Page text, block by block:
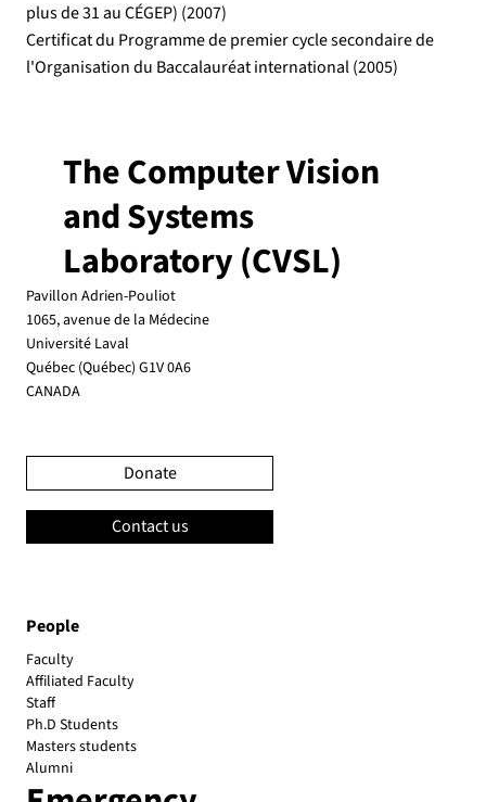
plus de 31 au CÉGEP) (2007)
Certificat du Programme de premier cycle secondaire de
l'Organisation du Baccalauréat international (2005)
People
Faculty
Affiliated Faculty
The Computer Vision
and Systems
Laboratory (CVSL)
Pavillon Adrien-Pouliot
1065, avenue de la Médecine
Université Laval
Québec (Québec) G1V 0A6
CANADA
Donate
Contact us